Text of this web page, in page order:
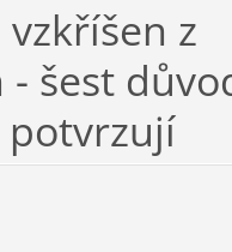
vzkříšen z
- šest